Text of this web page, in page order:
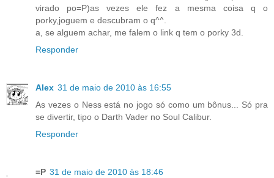
virado po=P)as vezes ele fez a mesma coisa q o
porky,joguem e descubram o q^^.
a, se alguem achar, me falem o link q tem o porky 3d.
Responder
Alex 31 de maio de 2010 às 16:55
As vezes o Ness está no jogo só como um bônus... Só pra
se divertir, tipo o Darth Vader no Soul Calibur.
Responder
=P 31 de maio de 2010 às 18:46